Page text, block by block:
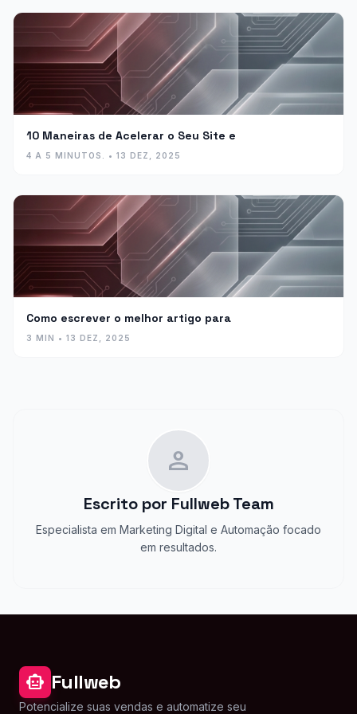
10 Maneiras de Acelerar o Seu Site e
4 A 5 MINUTOS. • 13 DEZ, 2025
Como escrever o melhor artigo para
3 MIN • 13 DEZ, 2025
person
Escrito por Fullweb Team
Especialista em Marketing Digital e Automação focado
em resultados.
smart_toy Fullweb
Potencialize suas vendas e automatize seu